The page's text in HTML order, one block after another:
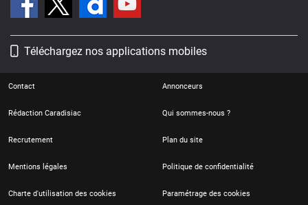
Téléchargez nos applications mobiles
Contact Annonceurs
Rédaction Caradisiac Qui sommes-nous ?
Recrutement Plan du site
Mentions légales Politique de confidentialité
Charte d'utilisation des cookies Paramétrage des cookies